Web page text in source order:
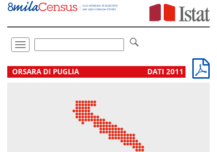
Vai
direttamente
Toggle
navigation
.
ORSARA DI PUGLIA DATI 2011